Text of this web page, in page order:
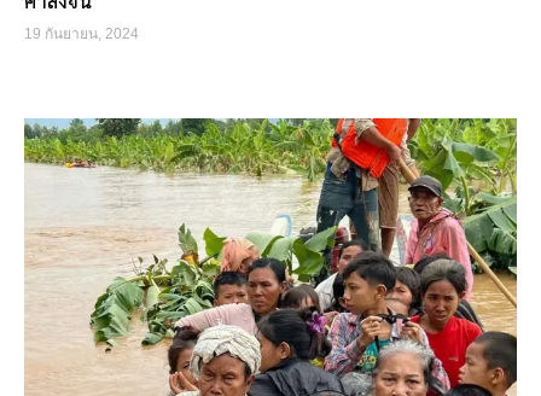
19 กันยายน, 2024